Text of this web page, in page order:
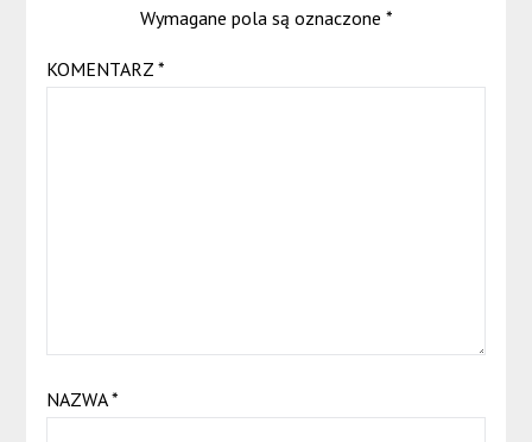
Wymagane pola są oznaczone *
KOMENTARZ *
NAZWA*